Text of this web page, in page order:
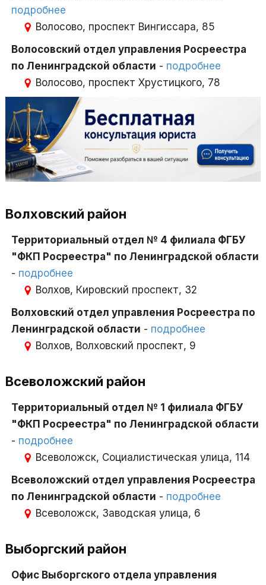
подробнее
Волосово, проспект Вингиссара, 85
Волосовский отдел управления Росреестра
по Ленинградской области - подробнее
Волосово, проспект Хрустицкого, 78
Волховский район
Территориальный отдел № 4 филиала ФГБУ
"ФКП Росреестра" по Ленинградской области
- подробнее
Волхов, Кировский проспект, 32
Волховский отдел управления Росреестра по
Ленинградской области - подробнее
Волхов, Волховский проспект, 9
Всеволожский район
Территориальный отдел № 1 филиала ФГБУ
"ФКП Росреестра" по Ленинградской области
- подробнее
Всеволожск, Социалистическая улица, 114
Всеволожский отдел управления Росреестра
по Ленинградской области - подробнее
Всеволожск, Заводская улица, 6
Выборгский район
Офис Выборгского отдела управления